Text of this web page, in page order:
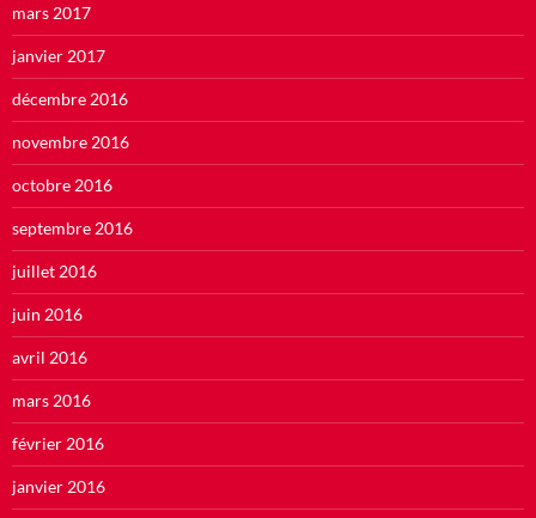
mars 2017
janvier 2017
décembre 2016
novembre 2016
octobre 2016
septembre 2016
juillet 2016
juin 2016
avril 2016
mars 2016
février 2016
janvier 2016